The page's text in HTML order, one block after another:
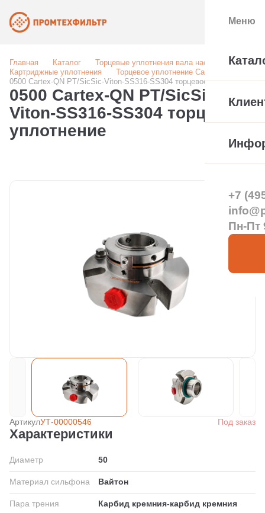
Главная Каталог
Торцевые уплотнения вала насоса
Картриджные уплотнения
Торцевое уплотнение Cartex
0500 Cartex-QN PT/SicSic-Viton-SS316-SS304 торцевое уплотнение
0500 Cartex-QN PT/SicSic-
Viton-SS316-SS304 торцевое
уплотнение
АртикулУТ-00000546 Под заказ
Характеристики
Диаметр 50
Материал сильфона Вайтон
Пара трения Карбид кремния-карбид кремния
Меню
+7
Пн-Пт